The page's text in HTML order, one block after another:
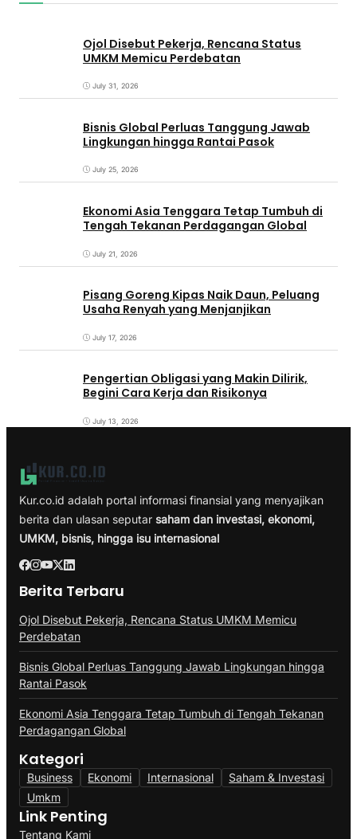
Ojol Disebut Pekerja, Rencana Status
UMKM Memicu Perdebatan
July 31, 2026
Bisnis Global Perluas Tanggung Jawab
Lingkungan hingga Rantai Pasok
July 25, 2026
Ekonomi Asia Tenggara Tetap Tumbuh di
Tengah Tekanan Perdagangan Global
July 21, 2026
Pisang Goreng Kipas Naik Daun, Peluang
Usaha Renyah yang Menjanjikan
July 17, 2026
Pengertian Obligasi yang Makin Dilirik,
Begini Cara Kerja dan Risikonya
July 13, 2026
Kur.co.id adalah portal informasi finansial yang menyajikan
berita dan ulasan seputar saham dan investasi, ekonomi,
UMKM, bisnis, hingga isu internasional
Berita Terbaru
Ojol Disebut Pekerja, Rencana Status UMKM Memicu
Perdebatan
Bisnis Global Perluas Tanggung Jawab Lingkungan hingga
Rantai Pasok
Ekonomi Asia Tenggara Tetap Tumbuh di Tengah Tekanan
Perdagangan Global
Kategori
Business Ekonomi Internasional
Saham & Investasi
Umkm
Link Penting
Tentang Kami